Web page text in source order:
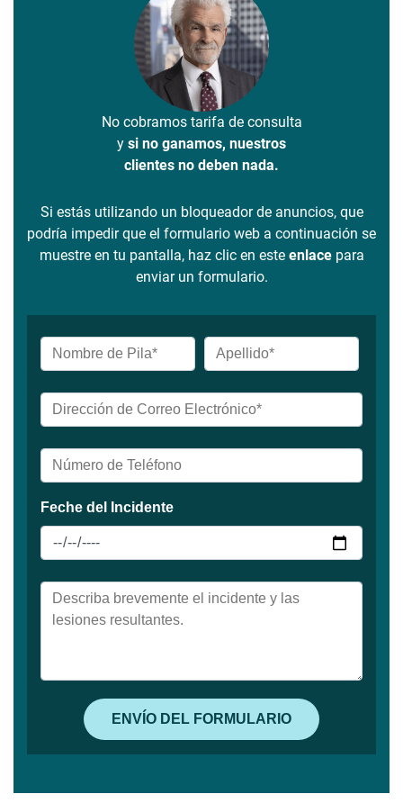
No cobramos tarifa de consulta
y si no ganamos, nuestros
clientes no deben nada.
Si estás utilizando un bloqueador de anuncios, que
podría impedir que el formulario web a continuación se
muestre en tu pantalla, haz clic en este enlacepara
enviar un formulario.